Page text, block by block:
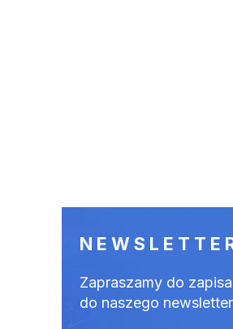
Zapraszamy do
do naszego